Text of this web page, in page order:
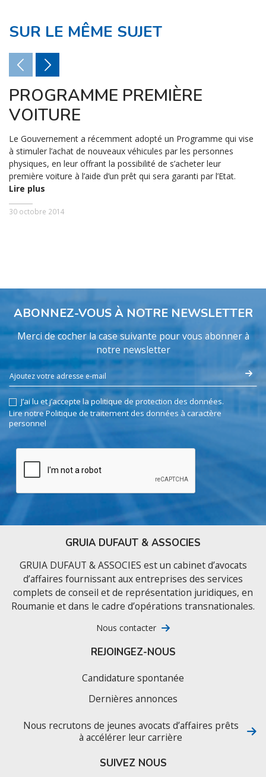
SUR LE MÊME SUJET
PROGRAMME PREMIÈRE
VOITURE
Le Gouvernement a récemment adopté un Programme qui vise
à stimuler l’achat de nouveaux véhicules par les personnes
physiques, en leur offrant la possibilité de s’acheter leur
première voiture à l’aide d’un prêt qui sera garanti par l’Etat.
Lire plus
30 octobre 2014
ABONNEZ-VOUS À NOTRE NEWSLETTER
Merci de cocher la case suivante pour vous abonner à
notre newsletter
J’ai lu et j’accepte la politique de protection des données.
Lire notre Politique de traitement des données à caractère
personnel
GRUIA DUFAUT & ASSOCIES
GRUIA DUFAUT & ASSOCIES est un cabinet d’avocats
d’affaires fournissant aux entreprises des services
complets de conseil et de représentation juridiques, en
Roumanie et dans le cadre d’opérations transnationales.
Nous contacter
REJOINGEZ-NOUS
Candidature spontanée
Dernières annonces
Nous recrutons de jeunes avocats d’affaires prêts
à accélérer leur carrière
SUIVEZ NOUS